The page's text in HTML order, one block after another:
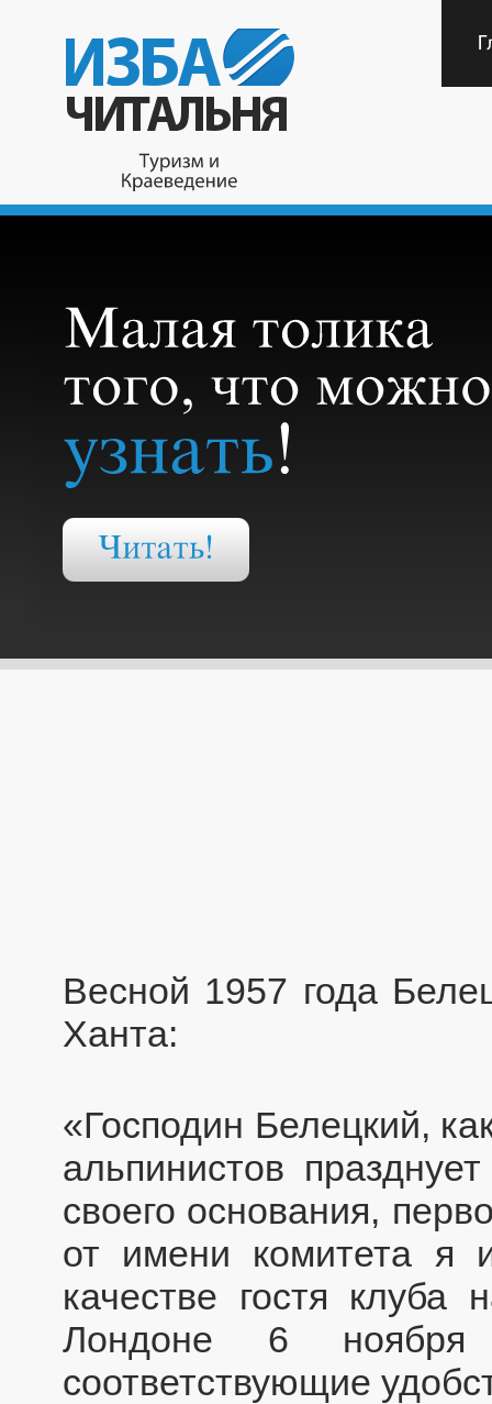
Весной 1957 года
Ханта:
«Господин Белецкий,
альпинистов
своего основания,
от имени комитета я
качестве гостя
Лондоне 6
соответствующие